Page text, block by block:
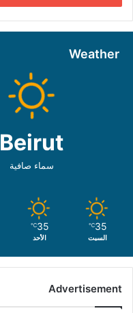
Weather
Beirut
سماء صافية
35
℃
السبت
35
℃
الأحد
Advertisement